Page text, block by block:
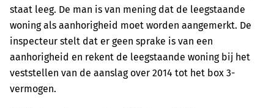
staat leeg. De man is van mening dat de leegstaande
woning als aanhorigheid moet worden aangemerkt. De
inspecteur stelt dat er geen sprake is van een
aanhorigheid en rekent de leegstaande woning bij het
veststellen van de aanslag over 2014 tot het box 3-
vermogen.